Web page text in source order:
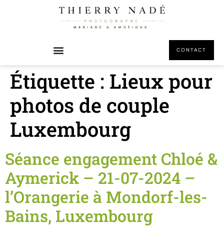
CONTACT
Étiquette : Lieux pour
photos de couple
Luxembourg
Séance engagement Chloé &
Aymerick – 21-07-2024 –
l’Orangerie à Mondorf-les-
Bains, Luxembourg